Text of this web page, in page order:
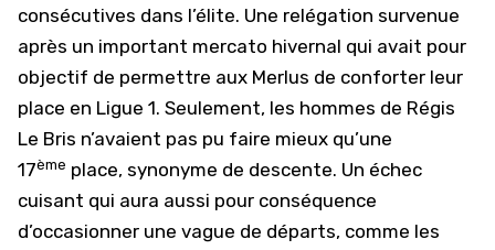
consécutives dans l’élite. Une relégation survenue
après un important mercato hivernal qui avait pour
objectif de permettre aux Merlus de conforter leur
place en Ligue 1. Seulement, les hommes de Régis
Le Bris n’avaient pas pu faire mieux qu’une
17ème place, synonyme de descente. Un échec
cuisant qui aura aussi pour conséquence
d’occasionner une vague de départs, comme les